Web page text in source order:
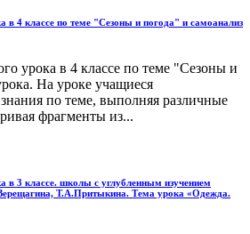
в 4 классе по теме "Сезоны и погода" и самоанализ
урока в 4 классе по теме "Сезоны и
На уроке учащиеся
по теме, выполняя различные
фрагменты из...
в 3 классе. школы с углубленным изучением
Т.А.Притыкина. Тема урока «Одежда.